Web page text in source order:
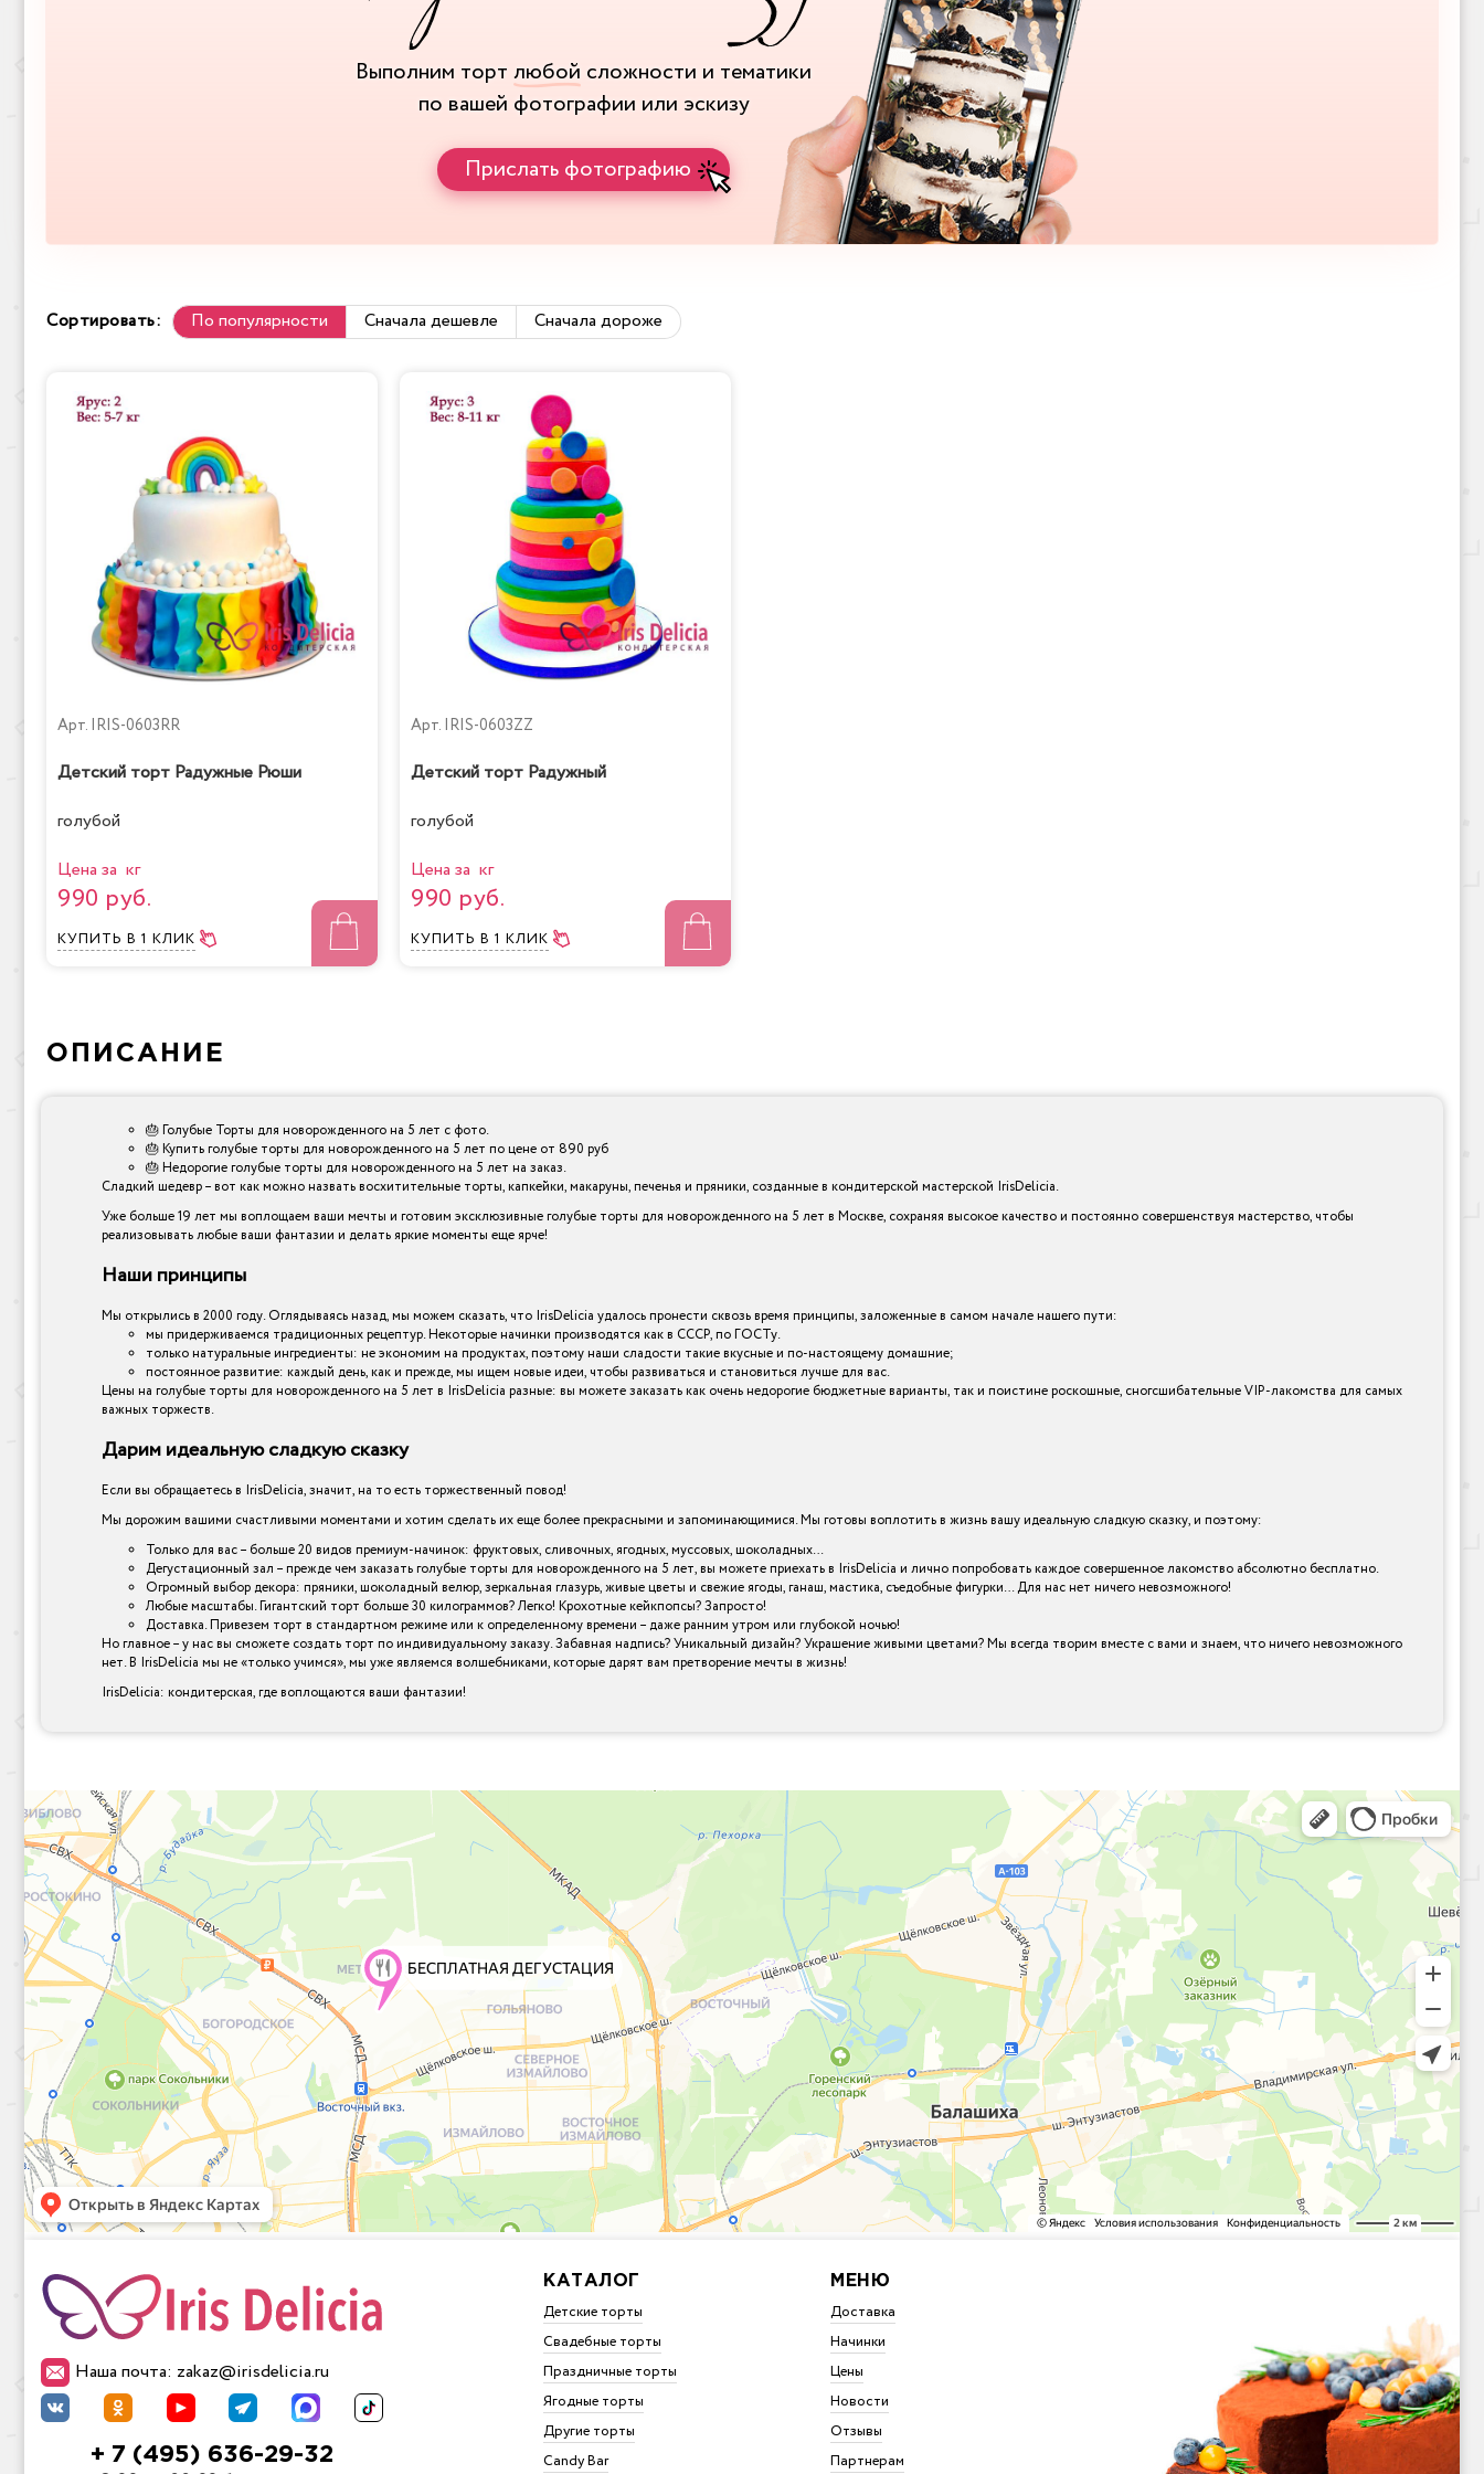
Выполним торт любой сложности и тематики
по вашей фотографии или эскизу
Прислать фотографию
Сортировать: По популярности Сначала дешевле Сначала дороже
Арт. IRIS-0603RR
Детский торт Радужные Рюши
голубой
Цена за кг
990 руб.
КУПИТЬ В 1 КЛИК
Арт. IRIS-0603ZZ
Детский торт Радужный
голубой
Цена за кг
990 руб.
КУПИТЬ В 1 КЛИК
ОПИСАНИЕ
🎂 Голубые Торты для новорожденного на 5 лет с фото.
🎂 Купить голубые торты для новорожденного на 5 лет по цене от 890 руб
🎂 Недорогие голубые торты для новорожденного на 5 лет на заказ.
Сладкий шедевр – вот как можно назвать восхитительные торты, капкейки, макаруны, печенья и пряники, созданные в кондитерской мастерской IrisDelicia.
Уже больше 19 лет мы воплощаем ваши мечты и готовим эксклюзивные голубые торты для новорожденного на 5 лет в Москве, сохраняя высокое качество и постоянно совершенствуя мастерство, чтобы
реализовывать любые ваши фантазии и делать яркие моменты еще ярче!
Наши принципы
Мы открылись в 2000 году. Оглядываясь назад, мы можем сказать, что IrisDelicia удалось пронести сквозь время принципы, заложенные в самом начале нашего пути:
мы придерживаемся традиционных рецептур. Некоторые начинки производятся как в СССР, по ГОСТу.
только натуральные ингредиенты: не экономим на продуктах, поэтому наши сладости такие вкусные и по-настоящему домашние;
постоянное развитие: каждый день, как и прежде, мы ищем новые идеи, чтобы развиваться и становиться лучше для вас.
Цены на голубые торты для новорожденного на 5 лет в IrisDelicia разные: вы можете заказать как очень недорогие бюджетные варианты, так и поистине роскошные, сногсшибательные VIP-лакомства для самых
важных торжеств.
Дарим идеальную сладкую сказку
Если вы обращаетесь в IrisDelicia, значит, на то есть торжественный повод!
Мы дорожим вашими счастливыми моментами и хотим сделать их еще более прекрасными и запоминающимися. Мы готовы воплотить в жизнь вашу идеальную сладкую сказку, и поэтому:
Только для вас – больше 20 видов премиум-начинок: фруктовых, сливочных, ягодных, муссовых, шоколадных…
Дегустационный зал – прежде чем заказать голубые торты для новорожденного на 5 лет, вы можете приехать в IrisDelicia и лично попробовать каждое совершенное лакомство абсолютно бесплатно.
Огромный выбор декора: пряники, шоколадный велюр, зеркальная глазурь, живые цветы и свежие ягоды, ганаш, мастика, съедобные фигурки… Для нас нет ничего невозможного!
Любые масштабы. Гигантский торт больше 30 килограммов? Легко! Крохотные кейкпопсы? Запросто!
Доставка. Привезем торт в стандартном режиме или к определенному времени – даже ранним утром или глубокой ночью!
Но главное – у нас вы сможете создать торт по индивидуальному заказу. Забавная надпись? Уникальный дизайн? Украшение живыми цветами? Мы всегда творим вместе с вами и знаем, что ничего невозможного
нет. В IrisDelicia мы не «только учимся», мы уже являемся волшебниками, которые дарят вам претворение мечты в жизнь!
IrisDelicia: кондитерская, где воплощаются ваши фантазии!
Наша почта: zakaz@irisdelicia.ru
+ 7 (495) 636-29-32
КАТАЛОГ
Детские торты
Свадебные торты
Праздничные торты
Ягодные торты
Другие торты
Candy Bar
МЕНЮ
Доставка
Начинки
Цены
Новости
Отзывы
Партнерам